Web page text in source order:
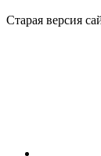
Старая версия